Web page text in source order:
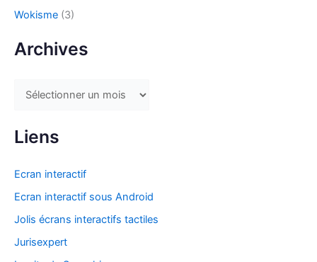
Wokisme (3)
Archives
c
i
v
Liens
Ecran interactif
Ecran interactif sous Android
Jolis écrans interactifs tactiles
Jurisexpert